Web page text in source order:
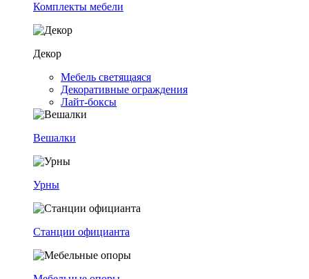
Комплекты мебели
Декор
Мебель светящаяся
Декоративные ограждения
Лайт-боксы
Вешалки
Урны
Станции официанта